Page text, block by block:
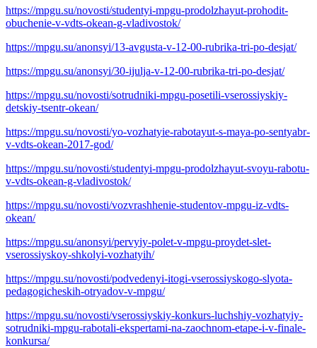
https://mpgu.su/novosti/studentyi-mpgu-prodolzhayut-prohodit-
obuchenie-v-vdts-okean-g-vladivostok/
https://mpgu.su/anonsyi/13-avgusta-v-12-00-rubrika-tri-po-desjat/
https://mpgu.su/anonsyi/30-ijulja-v-12-00-rubrika-tri-po-desjat/
https://mpgu.su/novosti/sotrudniki-mpgu-posetili-vserossiyskiy-
detskiy-tsentr-okean/
https://mpgu.su/novosti/yo-vozhatyie-rabotayut-s-maya-po-sentyabr-
v-vdts-okean-2017-god/
https://mpgu.su/novosti/studentyi-mpgu-prodolzhayut-svoyu-rabotu-
v-vdts-okean-g-vladivostok/
https://mpgu.su/novosti/vozvrashhenie-studentov-mpgu-iz-vdts-
okean/
https://mpgu.su/anonsyi/pervyiy-polet-v-mpgu-proydet-slet-
vserossiyskoy-shkolyi-vozhatyih/
https://mpgu.su/novosti/podvedenyi-itogi-vserossiyskogo-slyota-
pedagogicheskih-otryadov-v-mpgu/
https://mpgu.su/novosti/vserossiyskiy-konkurs-luchshiy-vozhatyiy-
sotrudniki-mpgu-rabotali-ekspertami-na-zaochnom-etape-i-v-finale-
konkursa/